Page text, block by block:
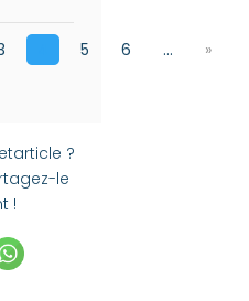
5 6 ... »
?
le
!